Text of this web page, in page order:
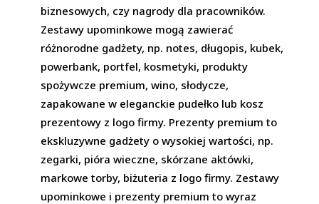
biznesowych, czy nagrody dla pracowników.
Zestawy upominkowe mogą zawierać
różnorodne gadżety, np. notes, długopis, kubek,
powerbank, portfel, kosmetyki, produkty
spożywcze premium, wino, słodycze,
zapakowane w eleganckie pudełko lub kosz
prezentowy z logo firmy. Prezenty premium to
ekskluzywne gadżety o wysokiej wartości, np.
zegarki, pióra wieczne, skórzane aktówki,
markowe torby, biżuteria z logo firmy. Zestawy
upominkowe i prezenty premium to wyraz